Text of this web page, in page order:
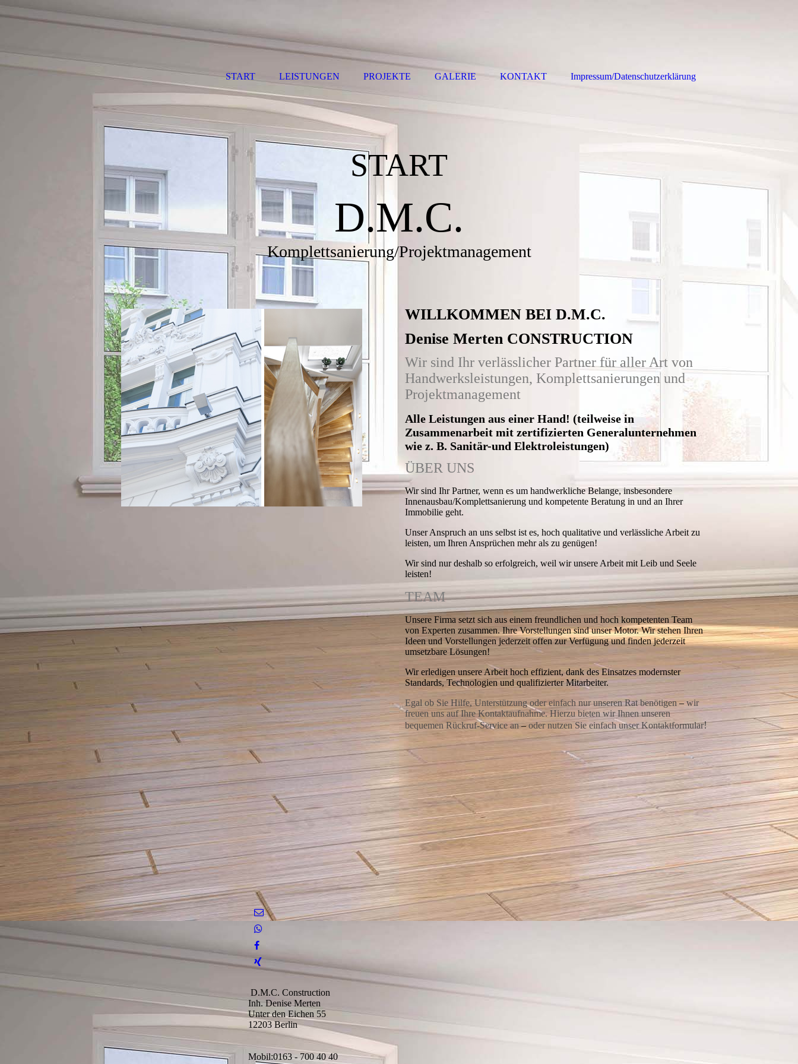
START
D.M.C.
Komplettsanierung/Projektmanagement
WILLKOMMEN BEI D.M.C.
Denise Merten CONSTRUCTION
Wir sind Ihr verlässlicher Partner für aller Art von
Handwerksleistungen, Komplettsanierungen und
Projektmanagement
Alle Leistungen aus einer Hand! (teilweise in
Zusammenarbeit mit zertifizierten Generalunternehmen
wie z. B. Sanitär-und Elektroleistungen)
ÜBER UNS
Wir sind Ihr Partner, wenn es um handwerkliche Belange, insbesondere
Innenausbau/Komplettsanierung und kompetente Beratung in und an Ihrer
Immobilie geht.
Unser Anspruch an uns selbst ist es, hoch qualitative und verlässliche Arbeit zu
leisten, um Ihren Ansprüchen mehr als zu genügen!
Wir sind nur deshalb so erfolgreich, weil wir unsere Arbeit mit Leib und Seele
leisten!
TEAM
Unsere Firma setzt sich aus einem freundlichen und hoch kompetenten Team
von Experten zusammen. Ihre Vorstellungen sind unser Motor. Wir stehen Ihren
Ideen und Vorstellungen jederzeit offen zur Verfügung und finden jederzeit
umsetzbare Lösungen!
Wir erledigen unsere Arbeit hoch effizient, dank des Einsatzes modernster
Standards, Technologien und qualifizierter Mitarbeiter.
Egal ob Sie Hilfe, Unterstützung oder einfach nur unseren Rat benötigen– wir
freuen uns auf Ihre Kontaktaufnahme. Hierzu bieten wir Ihnen unseren
bequemenRückruf-Servicean–oder nutzen Sie einfach unserKontaktformular!
D.M.C. Construction
Inh. Denise Merten
Unter den Eichen 55
12203 Berlin
Mobil:0163 - 700 40 40
START LEISTUNGEN PROJEKTE GALERIE KONTAKT Impressum/Datenschutzerklärung